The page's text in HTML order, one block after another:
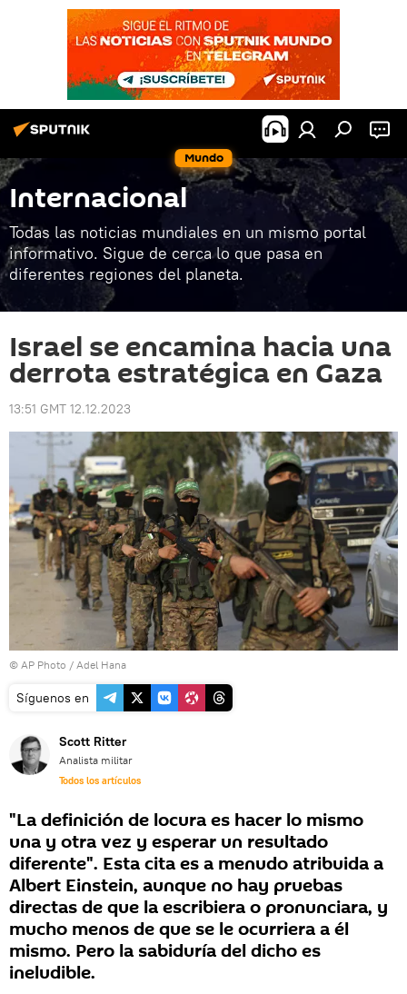
Mundo
Internacional
Todas las noticias mundiales en un mismo portal
informativo. Sigue de cerca lo que pasa en
diferentes regiones del planeta.
Israel se encamina hacia una
derrota estratégica en Gaza
13:51 GMT 12.12.2023
© AP Photo / Adel Hana
Síguenos en
Scott Ritter
Analista militar
Todos los artículos
"La definición de locura es hacer lo mismo
una y otra vez y esperar un resultado
diferente". Esta cita es a menudo atribuida a
Albert Einstein, aunque no hay pruebas
directas de que la escribiera o pronunciara, y
mucho menos de que se le ocurriera a él
mismo. Pero la sabiduría del dicho es
ineludible.